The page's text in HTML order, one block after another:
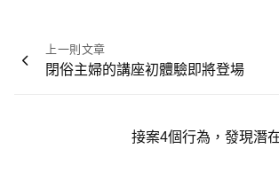
文
章
上一則文章
閉俗主婦的講座初體驗即將登場
接案4個行為，發現潛